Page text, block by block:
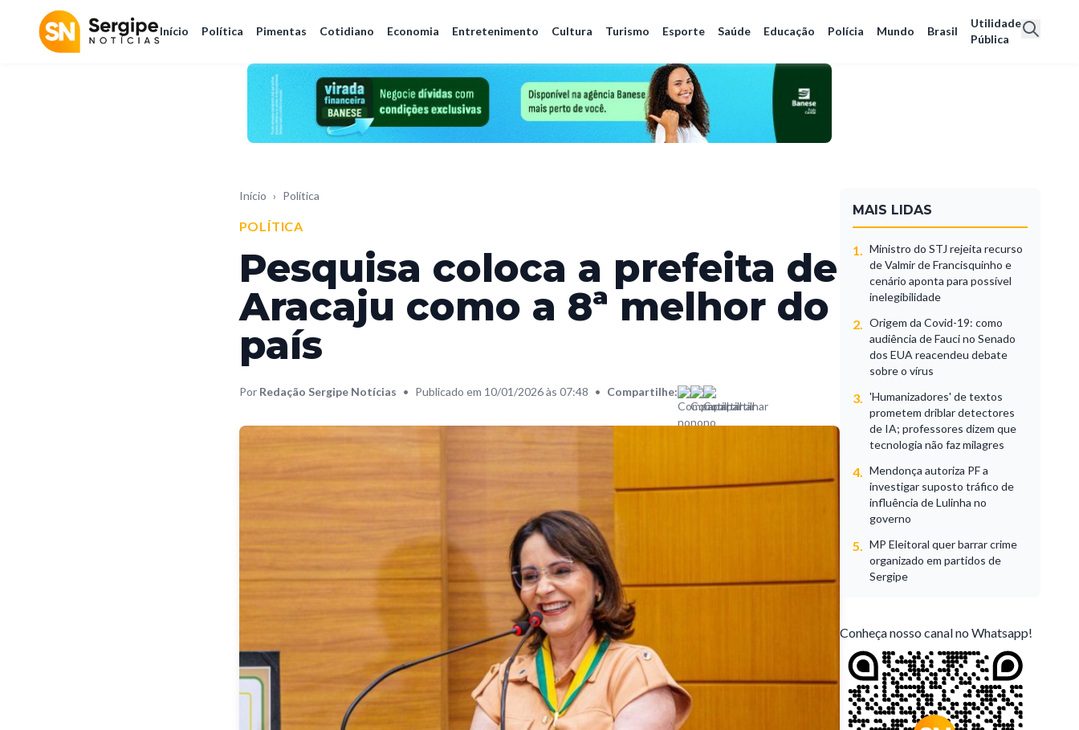
Início Política Pimentas Cotidiano Economia Entretenimento Cultura Turismo Esporte Saúde Educação Polícia Mundo Brasil
Utilidade
Pública
Início › Política
POLÍTICA
Pesquisa coloca a prefeita de
Aracaju como a 8ª melhor do
país
Por Redação Sergipe Notícias • Publicado em 10/01/2026 às 07:48 • Compartilhe:
MAIS LIDAS
1. Ministro do STJ rejeita recurso
de Valmir de Francisquinho e
cenário aponta para possível
inelegibilidade
2. Origem da Covid-19: como
audiência de Fauci no Senado
dos EUA reacendeu debate
sobre o vírus
3. 'Humanizadores' de textos
prometem driblar detectores
de IA; professores dizem que
tecnologia não faz milagres
4. Mendonça autoriza PF a
investigar suposto tráfico de
influência de Lulinha no
governo
5. MP Eleitoral quer barrar crime
organizado em partidos de
Sergipe
Conheça nosso canal no Whatsapp!